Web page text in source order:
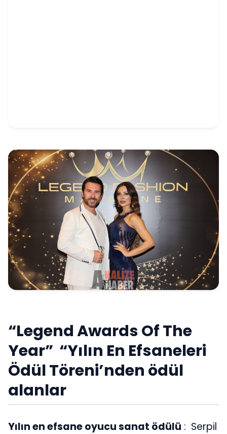
“Legend Awards Of The
Year” “Yılın En Efsaneleri
Ödül Töreni’nden ödül
alanlar
Yılın en efsane oyucu sanat ödülü : Serpil